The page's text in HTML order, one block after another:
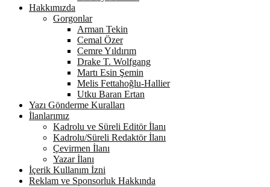
Hakkımızda
Gorgonlar
Arman Tekin
Cemal Özer
Cemre Yıldırım
Drake T. Wolfgang
Martı Esin Şemin
Melis Fettahoğlu-Hallier
Utku Baran Ertan
Yazı Gönderme Kuralları
İlanlarımız
Kadrolu ve Süreli Editör İlanı
Kadrolu/Süreli Redaktör İlanı
Çevirmen İlanı
Yazar İlanı
İçerik Kullanım İzni
Reklam ve Sponsorluk Hakkında